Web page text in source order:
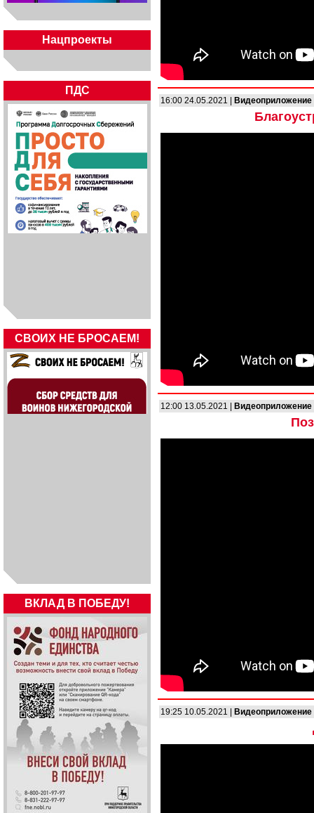
Нацпроекты
ПДС
СВОИХ НЕ БРОСАЕМ!
ВКЛАД В ПОБЕДУ!
16:00 24.05.2021 | Видеоприложение
12:00 13.05.2021 | Видеоприложение
19:25 10.05.2021 | Видеоприложение